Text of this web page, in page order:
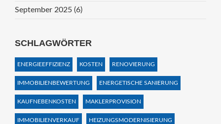
September 2025 (6)
SCHLAGWÖRTER
ENERGIEEFFIZIENZ KOSTEN RENOVIERUNG
IMMOBILIENBEWERTUNG ENERGETISCHE SANIERUNG
KAUFNEBENKOSTEN MAKLERPROVISION
IMMOBILIENVERKAUF HEIZUNGSMODERNISIERUNG